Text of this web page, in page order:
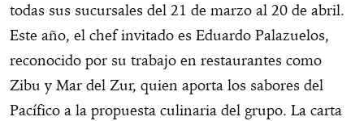
todas sus sucursales del 21 de marzo al 20 de abril.
Este año, el chef invitado es Eduardo Palazuelos,
reconocido por su trabajo en restaurantes como
Zibu y Mar del Zur, quien aporta los sabores del
Pacífico a la propuesta culinaria del grupo. La carta